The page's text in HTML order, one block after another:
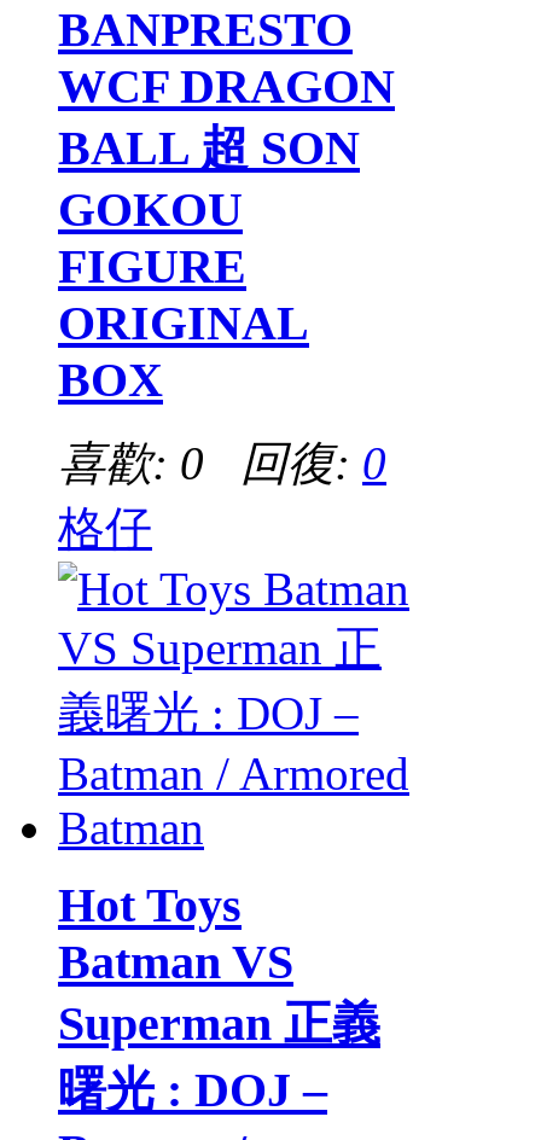
BANPRESTO
WCF DRAGON
BALL 超 SON
GOKOU
FIGURE
ORIGINAL
BOX
喜歡: 0 回復: 0
格仔
Hot Toys
Batman VS
Superman 正義
曙光 : DOJ –